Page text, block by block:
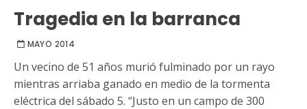
Tragedia en la barranca
MAYO 2014
Un vecino de 51 años murió fulminado por un rayo
mientras arriaba ganado en medio de la tormenta
eléctrica del sábado 5. “Justo en un campo de 300